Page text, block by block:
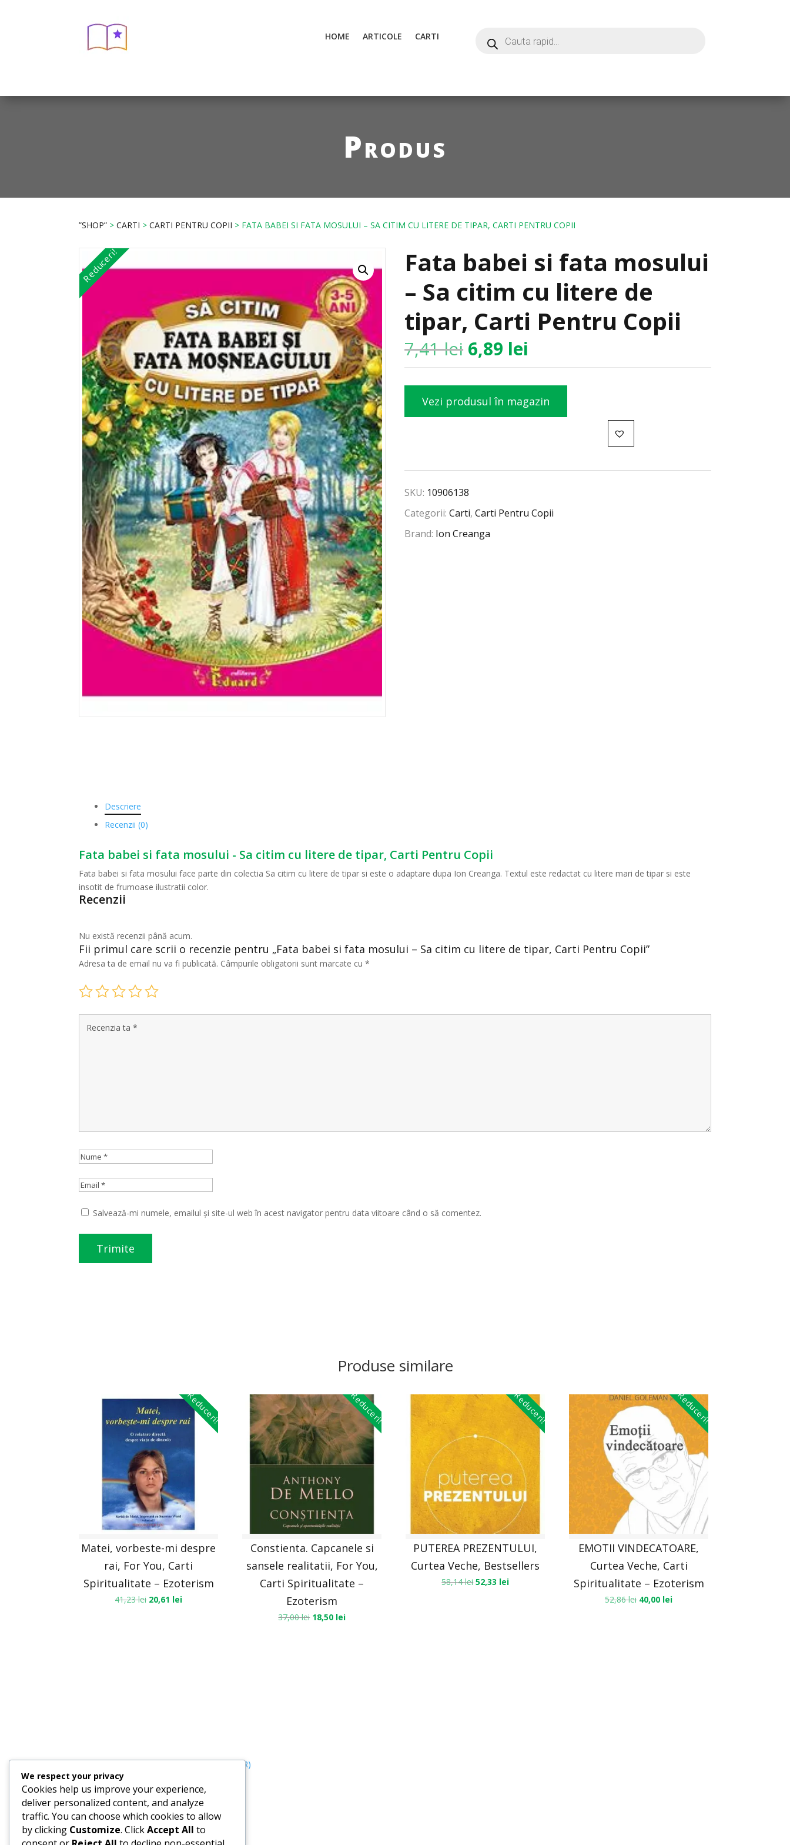
HOME ARTICOLE CARTI
Produs
”SHOP” >CARTI >CARTI PENTRU COPII > FATA BABEI SI FATA MOSULUI – SA CITIM CU LITERE DE TIPAR, CARTI PENTRU COPII
Reduceri!
Fata babei si fata mosului
– Sa citim cu litere de
tipar, Carti Pentru Copii
7,41lei 6,89 lei
Vezi produsul în magazin
SKU: 10906138
Categorii:Carti,Carti Pentru Copii
Brand: Ion Creanga
Descriere
Recenzii (0)
Fata babei si fata mosului - Sa citim cu litere de tipar, Carti Pentru Copii
Fata babei si fata mosului face parte din colectia Sa citim cu litere de tipar si este o adaptare dupa Ion Creanga. Textul este redactat cu litere mari de tipar si este
insotit de frumoase ilustratii color.
Recenzii
Nu există recenzii până acum.
Fii primul care scrii o recenzie pentru „Fata babei si fata mosului – Sa citim cu litere de tipar, Carti Pentru Copii”
Adresa ta de email nu va fi publicată. Câmpurile obligatorii sunt marcate cu*
Salvează-mi numele, emailul și site-ul web în acest navigator pentru data viitoare când o să comentez.
Produse similare
Reduceri!
Matei, vorbeste-mi despre
rai, For You, Carti
Spiritualitate – Ezoterism
41,23lei 20,61 lei
Reduceri!
Constienta. Capcanele si
sansele realitatii, For You,
Carti Spiritualitate –
Ezoterism
37,00lei 18,50 lei
Reduceri!
PUTEREA PREZENTULUI,
Curtea Veche, Bestsellers
58,14lei 52,33 lei
Reduceri!
EMOTII VINDECATOARE,
Curtea Veche, Carti
Spiritualitate – Ezoterism
52,86lei 40,00 lei
Termeni, Condiții & Protecția Datelor (GDPR)
We respect your privacy
Cookies help us improve your experience,
deliver personalized content, and analyze
traffic. You can choose which cookies to allow
by clicking Customize. ClickAccept All to